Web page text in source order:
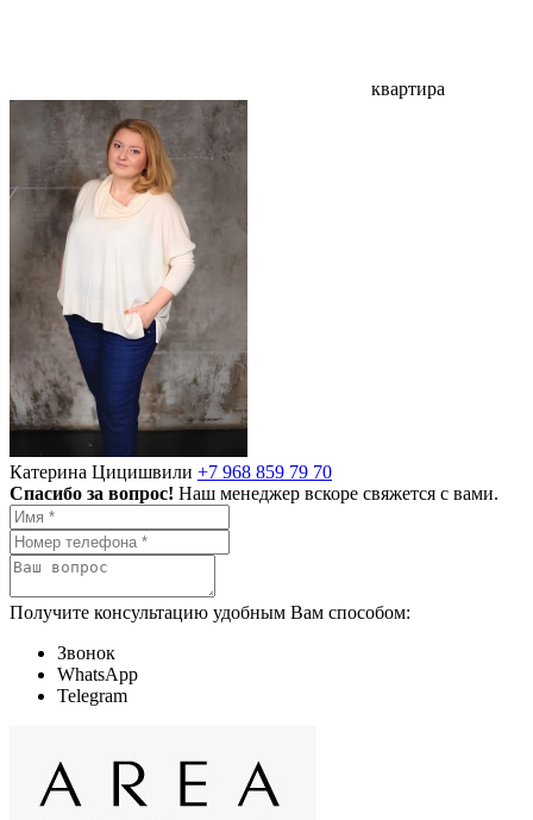
квартира
Катерина Цицишвили +7 968 859 79 70
Спасибо за вопрос! Наш менеджер вскоре свяжется с вами.
Получите консультацию удобным Вам способом:
Звонок
WhatsApp
Telegram